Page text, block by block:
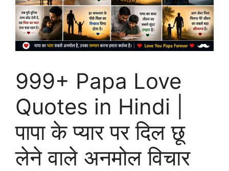
999+ Papa Love
Quotes in Hindi |
पापा के प्यार पर दिल छू
लेने वाले अनमोल विचार